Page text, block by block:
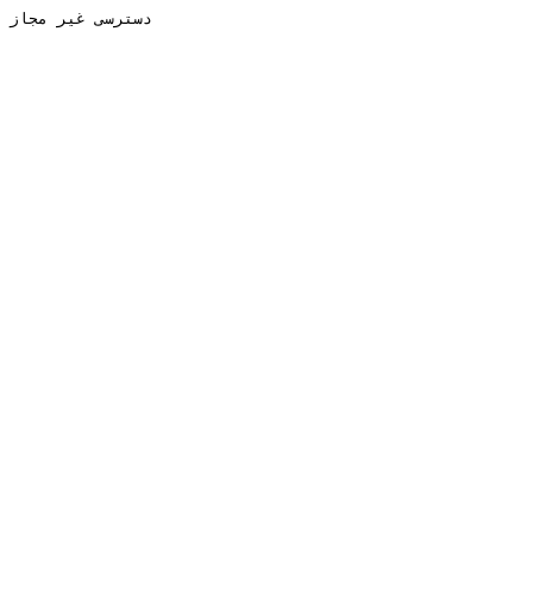
دسترسی غیر مجاز